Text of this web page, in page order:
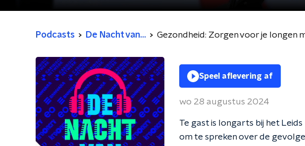
Podcasts De Nacht van... Gezondheid: Zorgen voor je longen
Speel aflevering af
wo 28 augustus 2024
Te gast is longarts bij het
om te spreken over de